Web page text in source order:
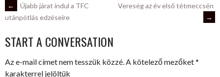
POST
NAVIGATION
←
Újabb járat indul a TFC
utánpótlás edzéseire
Vereség az év első tétmeccsén
→
START A CONVERSATION
Az e-mail címet nem tesszük közzé.A kötelező mezőket*
karakterrel jelöltük